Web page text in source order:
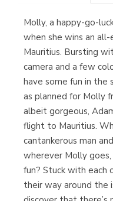
Molly, a happy-go-
when she wins an
Mauritius. Bursting
camera and a few
have some fun in the
as planned for Molly
albeit gorgeous,
flight to Mauritius.
cantankerous man
wherever Molly
fun? Stuck with each
their way around the